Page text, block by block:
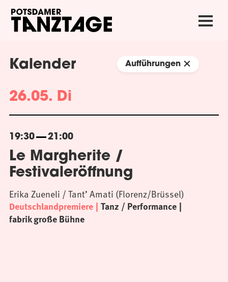
Kalender Aufführungen
26.05. Di
19:30 21:00
Le Margherite /
Festivaleröffnung
Deutschlandpremiere Tanz / Performance
fabrik große Bühne
Erika Zueneli / Tant’ Amati (Florenz/Brüssel)